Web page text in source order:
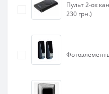
Пульт 2-ох
230 грн.)